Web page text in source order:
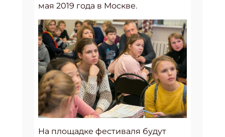
мая 2019 года в Москве.
На площадке фестиваля будут